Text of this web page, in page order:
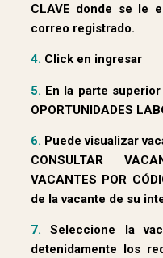
CLAVE donde se le
correo registrado.
4. Click en ingresar
5. En la parte
OPORTUNIDADES
6. Puede visualizar
CONSULTAR
VACANTES POR
de la vacante de su
7. Seleccione la
detenidamente los